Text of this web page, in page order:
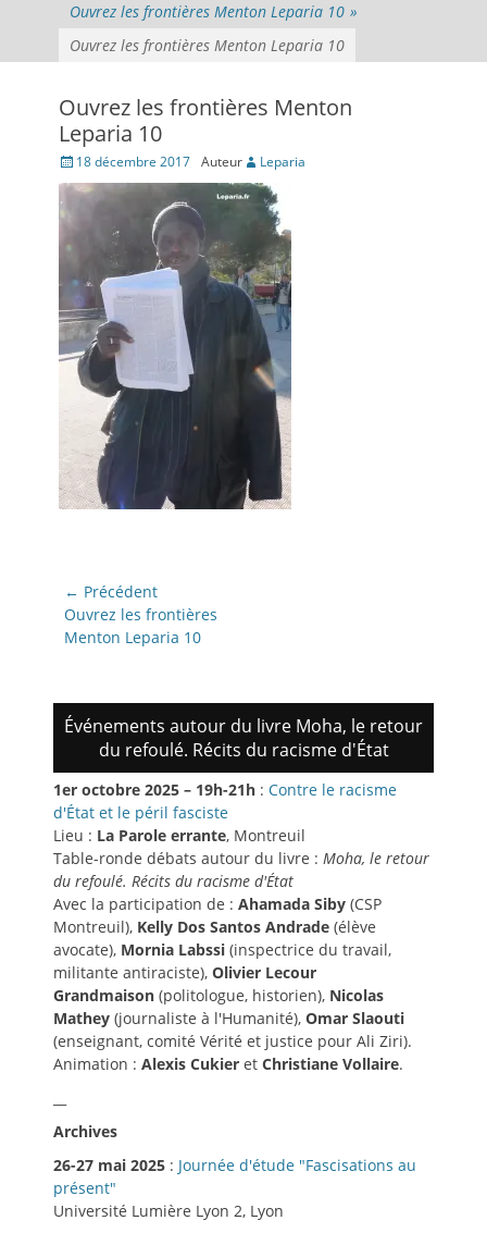
Ouvrez les frontières Menton Leparia 10 »
Ouvrez les frontières Menton Leparia 10
Ouvrez les frontières Menton
Leparia 10
Posté
le
18 décembre 2017 Auteur Leparia
Navigation
de
l’article
← Précédent
Article
précédent:
Ouvrez les frontières
Menton Leparia 10
Événements autour du livre Moha, le retour
du refoulé. Récits du racisme d'État
1er octobre 2025 – 19h-21h : Contre le racisme
d'État et le péril fasciste
Lieu : La Parole errante, Montreuil
Table-ronde débats autour du livre : Moha, le retour
du refoulé. Récits du racisme d'État
Avec la participation de : Ahamada Siby (CSP
Montreuil), Kelly Dos Santos Andrade (élève
avocate), Mornia Labssi (inspectrice du travail,
militante antiraciste), Olivier Lecour
Grandmaison (politologue, historien), Nicolas
Mathey (journaliste à l'Humanité), Omar Slaouti
(enseignant, comité Vérité et justice pour Ali Ziri).
Animation : Alexis Cukier et Christiane Vollaire.
Archives
26-27 mai 2025 : Journée d'étude "Fascisations au
présent"
Université Lumière Lyon 2, Lyon